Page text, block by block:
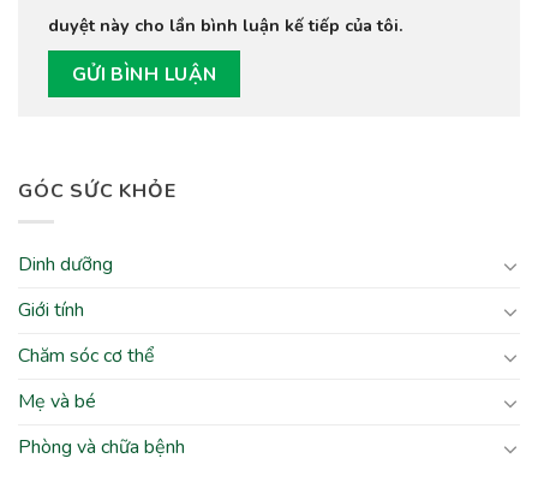
GÓC SỨC KHỎE
Dinh dưỡng
Giới tính
Chăm sóc cơ thể
Mẹ và bé
Phòng và chữa bệnh
duyệt này cho lần bình luận kế tiếp của tôi.